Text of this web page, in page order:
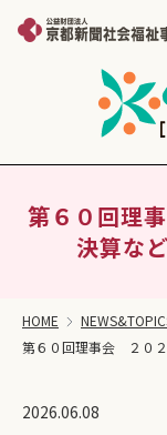
第６０回理
決算な
HOME
第６０回理事会 ２０
2026.06.08